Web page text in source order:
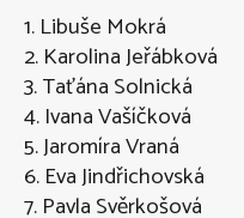
1. Libuše Mokrá
2. Karolina Jeřábková
3. Taťána Solnická
4. Ivana Vašíčková
5. Jaromíra Vraná
6. Eva Jindřichovská
7. Pavla Svěrkošová